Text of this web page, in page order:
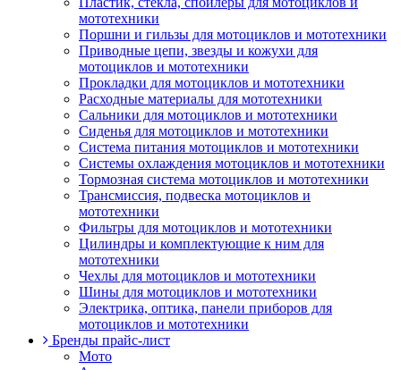
мототехники
Поршни и гильзы для мотоциклов и мототехники
Приводные цепи, звезды и кожухи для
мотоциклов и мототехники
Прокладки для мотоциклов и мототехники
Расходные материалы для мототехники
Сальники для мотоциклов и мототехники
Сиденья для мотоциклов и мототехники
Система питания мотоциклов и мототехники
Системы охлаждения мотоциклов и мототехники
Тормозная система мотоциклов и мототехники
Трансмиссия, подвеска мотоциклов и
мототехники
Фильтры для мотоциклов и мототехники
Цилиндры и комплектующие к ним для
мототехники
Чехлы для мотоциклов и мототехники
Шины для мотоциклов и мототехники
Электрика, оптика, панели приборов для
мотоциклов и мототехники
Бренды прайс-лист
Мото